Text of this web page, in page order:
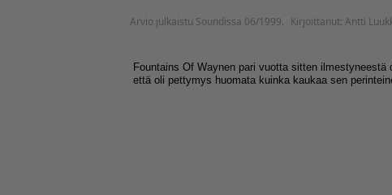
Arvio julkaistu Soundissa 06/1999. Kirjoittanut: Antti
Fountains Of Waynen pari vuotta sitten
että oli pettymys huomata kuinka kaukaa sen